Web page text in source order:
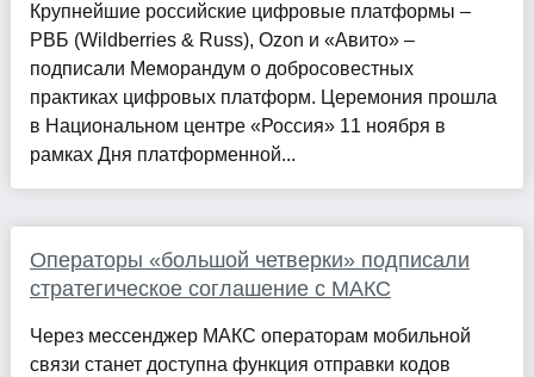
Крупнейшие российские цифровые платформы –
РВБ (Wildberries & Russ), Ozon и «Авито» –
подписали Меморандум о добросовестных
практиках цифровых платформ. Церемония прошла
в Национальном центре «Россия» 11 ноября в
рамках Дня платформенной...
Операторы «большой четверки» подписали
стратегическое соглашение с МАКС
Через мессенджер МАКС операторам мобильной
связи станет доступна функция отправки кодов